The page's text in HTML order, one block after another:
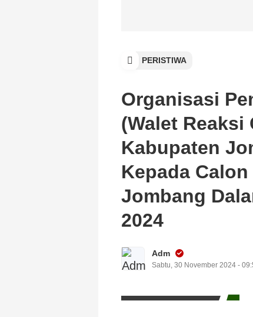
PERISTIWA
Organisasi
(Walet Reaksi
Kabupaten
Kepada
Jombang
2024
Adm
Sabtu, 30 November 2024 -